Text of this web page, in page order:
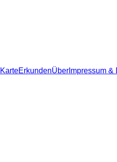
KarteErkundenÜber Impressum